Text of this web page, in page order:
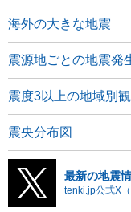
海外の大きな地震
震源地ごとの地震発
震度3以上の地域別
震央分布図
最新の地震
tenki.jp公式X